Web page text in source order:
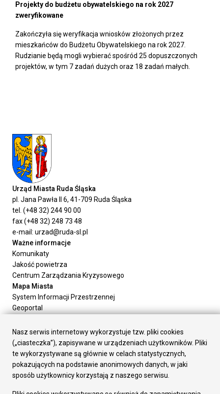
Projekty do budżetu obywatelskiego na rok 2027
zweryfikowane
Zakończyła się weryfikacja wniosków złożonych przez
mieszkańców do Budżetu Obywatelskiego na rok 2027.
Rudzianie będą mogli wybierać spośród 25 dopuszczonych
projektów, w tym 7 zadań dużych oraz 18 zadań małych.
Urząd Miasta Ruda Śląska
pl. Jana Pawła II 6, 41-709 Ruda Śląska
tel. (+48 32) 244 90 00
fax (+48 32) 248 73 48
e-mail: urzad@ruda-sl.pl
Ważne informacje
Komunikaty
Jakość powietrza
Centrum Zarządzania Kryzysowego
Mapa Miasta
System Informacji Przestrzennej
Geoportal
Załatw sprawę
Prezydent Miasta
Rada Miasta
Wydziały
Elektroniczna Skrzynka Podawcza
Nasz serwis internetowy wykorzystuje tzw. pliki cookies
(„ciasteczka”), zapisywane w urządzeniach użytkowników. Pliki
te wykorzystywane są głównie w celach statystycznych,
pokazujących na podstawie anonimowych danych, w jaki
sposób użytkownicy korzystają z naszego serwisu.